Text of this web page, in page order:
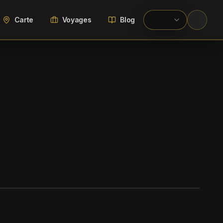
Carte Voyages Blog